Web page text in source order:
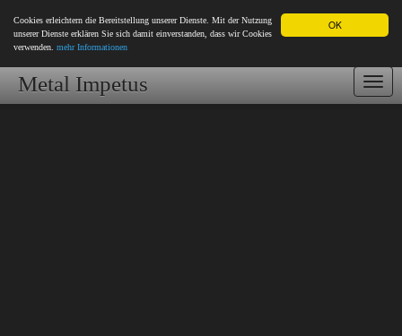
OK
Cookies erleichtern die Bereitstellung unserer Dienste. Mit der Nutzung
unserer Dienste erklären Sie sich damit einverstanden, dass wir Cookies
verwenden. mehr Informationen
Metal Impetus